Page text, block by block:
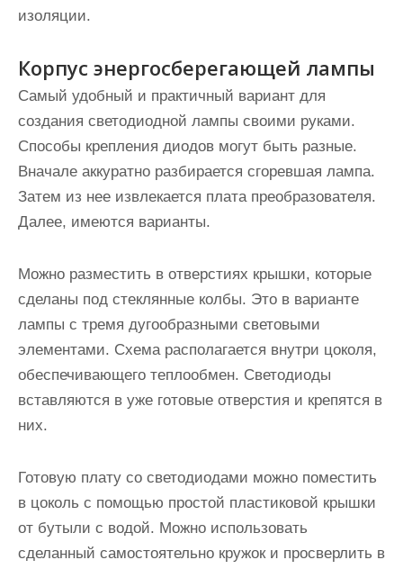
изоляции.
Корпус энергосберегающей лампы
Самый удобный и практичный вариант для
создания светодиодной лампы своими руками.
Способы крепления диодов могут быть разные.
Вначале аккуратно разбирается сгоревшая лампа.
Затем из нее извлекается плата преобразователя.
Далее, имеются варианты.
Можно разместить в отверстиях крышки, которые
сделаны под стеклянные колбы. Это в варианте
лампы с тремя дугообразными световыми
элементами. Схема располагается внутри цоколя,
обеспечивающего теплообмен. Светодиоды
вставляются в уже готовые отверстия и крепятся в
них.
Готовую плату со светодиодами можно поместить
в цоколь с помощью простой пластиковой крышки
от бутыли с водой. Можно использовать
сделанный самостоятельно кружок и просверлить в